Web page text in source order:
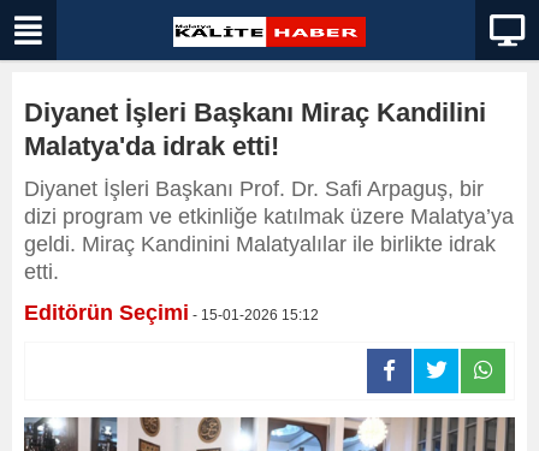
Diyanet İşleri Başkanı Miraç Kandilini
Malatya'da idrak etti!
Diyanet İşleri Başkanı Prof. Dr. Safi Arpaguş, bir
dizi program ve etkinliğe katılmak üzere Malatya’ya
geldi. Miraç Kandinini Malatyalılar ile birlikte idrak
etti.
Editörün Seçimi - 15-01-2026 15:12